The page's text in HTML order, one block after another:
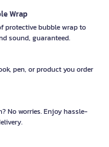
Wrap
protective bubble wrap to
sound, guaranteed.
pen, or product you order
No worries. Enjoy hassle-